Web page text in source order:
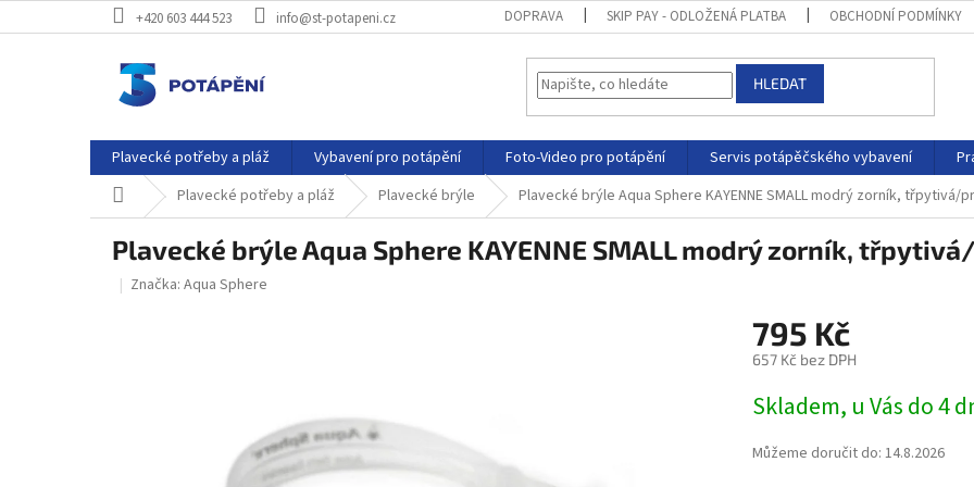
na
+420 603 444 523 info@st-potapeni.cz DOPRAVA SKIP PAY - ODLOŽENÁ PLATBA OBCHODNÍ PODMÍNKY
HLEDAT
Plavecké potřeby a pláž Vybavení pro potápění Foto-Video pro potápění Servis potápěčského vybavení
Domů Plavecké potřeby a pláž Plavecké brýle Plavecké brýle Aqua Sphere KAYENNE SMALL modrý zorník, třpytivá/
Plavecké brýle Aqua Sphere KAYENNE SMALL modrý zorník,
Značka: Aqua Sphere
795 Kč
657 Kč bez DPH
Skladem, u Vás do 4
Můžeme doručit do: 14.8.2026